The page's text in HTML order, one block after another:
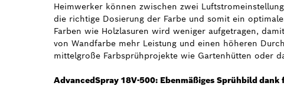
Heimwerker können zwischen zwei
die richtige Dosierung der Farbe und somit ein
Farben wie Holzlasuren wird weniger aufgetragen,
von Wandfarbe mehr Leistung und einen höheren
mittelgroße Farbsprühprojekte wie Gartenhütten oder
AdvancedSpray 18V-500: Ebenmäßiges Sprühbild